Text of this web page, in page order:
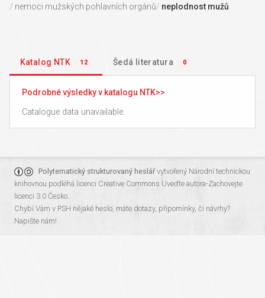
nemoci mužských pohlavních orgánů
neplodnost mužů
Katalog NTK 12 Šedá literatura 0
Podrobné výsledky v katalogu NTK
Catalogue data unavailable.
Polytematický strukturovaný heslářvytvořený Národní technickou
knihovnou podléhá licenci Creative Commons Uveďte autora-Zachovejte
licenci 3.0 Česko
Chybí Vám v PSH nějaké heslo, máte dotazy, připomínky, či návrhy?
Napište nám!